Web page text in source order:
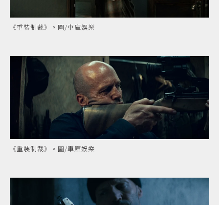
《重裝制裁》。圖/車庫娛樂
《重裝制裁》。圖/車庫娛樂